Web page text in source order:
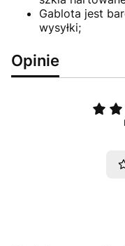
Gablota jest
wysyłki;
Opinie